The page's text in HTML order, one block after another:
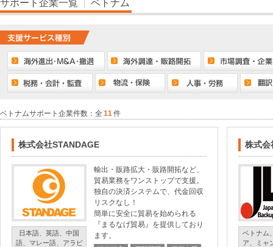
サポート企業一覧 ベトナム
ベトナムサポート企業件数：全 11 件
株式会社STANDAGE
日本語、英語、中国
語、マレー語、アラビ
輸出・販路拡大・販路開拓など、
貿易業務をワンストップで支援。
独自の決済システムで、代金回収
リスクなし！
簡単に安全に貿易を始められる
『まるなげ貿易』を提供しており
ます。
株式会
ベトナム
ア、ミャ